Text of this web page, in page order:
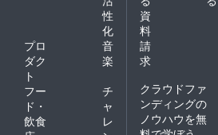
性
化
プロ
ダク
ト
音
楽
フー
ド・
飲食
チ
ャ
レ
資
料
請
求
クラウドファ
ンディングの
ノウハウを無